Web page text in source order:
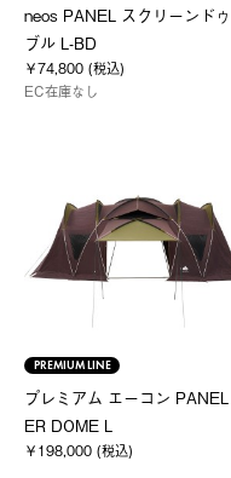
neos PANEL スクリーンド
ブル L-BD
￥74,800 (税込)
EC在庫なし
PREMIUM LINE
プレミアム エーコン
ER DOME L
￥198,000 (税込)